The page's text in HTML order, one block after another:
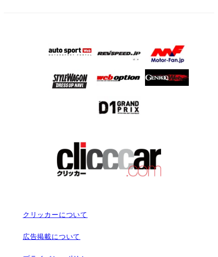
クリッカーについて
広告掲載について